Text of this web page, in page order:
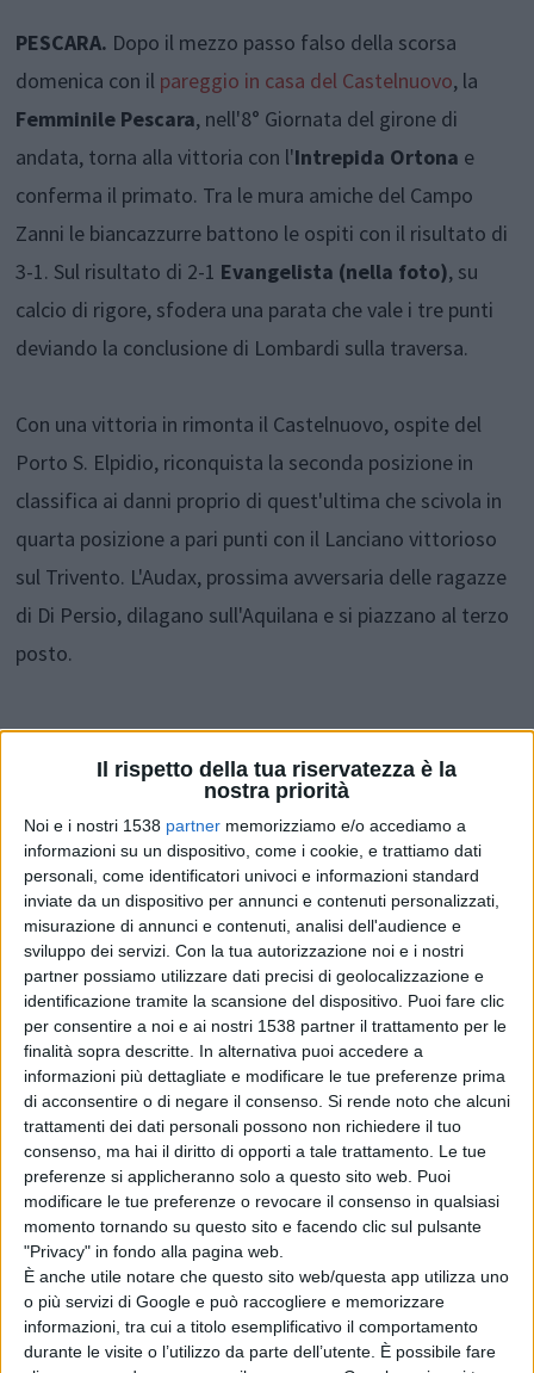
Il rispetto della tua riservatezza è la
nostra priorità
Noi e i nostri 1538 partner memorizziamo e/o accediamo a
informazioni su un dispositivo, come i cookie, e trattiamo dati
personali, come identificatori univoci e informazioni standard
inviate da un dispositivo per annunci e contenuti personalizzati,
misurazione di annunci e contenuti, analisi dell'audience e
sviluppo dei servizi. Con la tua autorizzazione noi e i nostri
partner possiamo utilizzare dati precisi di geolocalizzazione e
identificazione tramite la scansione del dispositivo. Puoi fare clic
per consentire a noi e ai nostri 1538 partner il trattamento per le
finalità sopra descritte. In alternativa puoi accedere a
informazioni più dettagliate e modificare le tue preferenze prima
di acconsentire o di negare il consenso. Si rende noto che alcuni
trattamenti dei dati personali possono non richiedere il tuo
consenso, ma hai il diritto di opporti a tale trattamento. Le tue
preferenze si applicheranno solo a questo sito web. Puoi
modificare le tue preferenze o revocare il consenso in qualsiasi
momento tornando su questo sito e facendo clic sul pulsante
"Privacy" in fondo alla pagina web.
È anche utile notare che questo sito web/questa app utilizza uno
o più servizi di Google e può raccogliere e memorizzare
informazioni, tra cui a titolo esemplificativo il comportamento
durante le visite o l’utilizzo da parte dell’utente. È possibile fare
PESCARA. Dopo il mezzo passo falso della scorsa
domenica con il pareggio in casa del Castelnuovo, la
Femminile Pescara, nell'8° Giornata del girone di
andata, torna alla vittoria con l'Intrepida Ortona e
conferma il primato. Tra le mura amiche del Campo
Zanni le biancazzurre battono le ospiti con il risultato di
3-1. Sul risultato di 2-1 Evangelista (nella foto), su
calcio di rigore, sfodera una parata che vale i tre punti
deviando la conclusione di Lombardi sulla traversa.
Con una vittoria in rimonta il Castelnuovo, ospite del
Porto S. Elpidio, riconquista la seconda posizione in
classifica ai danni proprio di quest'ultima che scivola in
quarta posizione a pari punti con il Lanciano vittorioso
sul Trivento. L'Audax, prossima avversaria delle ragazze
di Di Persio, dilagano sull'Aquilana e si piazzano al terzo
posto.
Entrambe le squadre partono subito con la
voglia di vincere. All'occasione di Primi, che si vede
murata la propria conclusione da un presunto fallo di
mano dal limite dell'area, risponde D'Annibballe ma
Evangelista si fa trovare subito pronta.
Al minuto 7 Primi lanciaCialfi che controlla palla, si
invola verso la porta, scarta il portiere e viene
atterrata, rigore ed ammonizione.E' sempre la
numero 10 a posizionarsi sul dischetto, ma il suo
rasoterra risulta troppo angolato e il risultato rimane
fermo sullo 0-0.
Alla punizione di Longo, su cui Di Battista prova la girata
ma risulta troppo debole, ribatte, sempre su punizione,